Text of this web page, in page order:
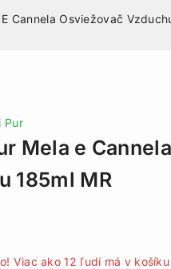
Cannela Osviežovač
Pur
Mela e
185ml MR
predaných za posledných
Viac ako 12 ľudí má v košíku